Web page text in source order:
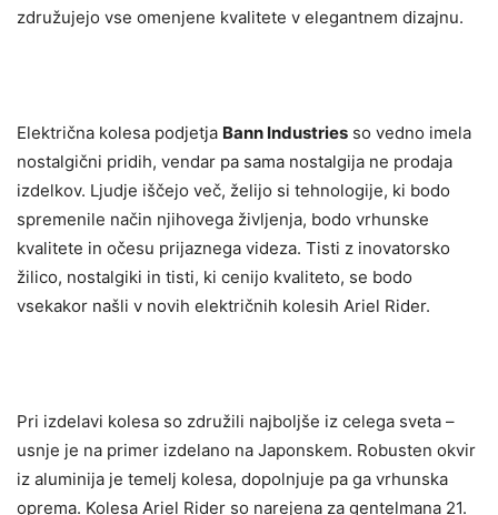
združujejo vse omenjene kvalitete v elegantnem dizajnu.
Električna kolesa podjetja Bann Industries so vedno imela
nostalgični pridih, vendar pa sama nostalgija ne prodaja
izdelkov. Ljudje iščejo več, želijo si tehnologije, ki bodo
spremenile način njihovega življenja, bodo vrhunske
kvalitete in očesu prijaznega videza. Tisti z inovatorsko
žilico, nostalgiki in tisti, ki cenijo kvaliteto, se bodo
vsekakor našli v novih električnih kolesih Ariel Rider.
Pri izdelavi kolesa so združili najboljše iz celega sveta –
usnje je na primer izdelano na Japonskem. Robusten okvir
iz aluminija je temelj kolesa, dopolnjuje pa ga vrhunska
oprema. Kolesa Ariel Rider so narejena za gentelmana 21.